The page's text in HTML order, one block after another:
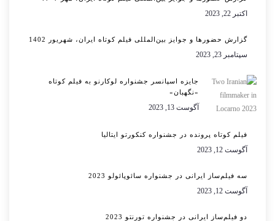
اکتبر 22, 2023
گزارش حضورها و جوایز بین‌المللی فیلم کوتاه ایران، شهریور 1402
سپتامبر 23, 2023
جایزه اسپانسر جشنواره لوکارنو به فیلم کوتاه
«نگهبان»
آگوست 13, 2023
فیلم کوتاه پرونده در جشنواره کنکورتو ایتالیا
آگوست 12, 2023
سه فیلم‌ساز ایرانی در جشنواره سائوپائولو 2023
آگوست 12, 2023
دو فیلم‌ساز ایرانی در جشنواره تورنتو 2023